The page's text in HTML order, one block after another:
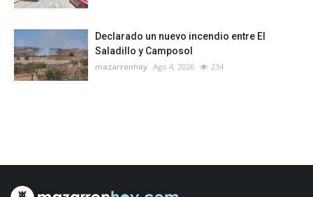
Declarado un nuevo incendio entre El
Saladillo y Camposol
mazarronhoy Ago 4, 2026 234